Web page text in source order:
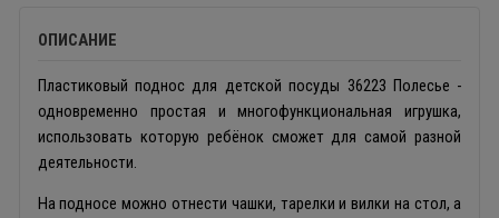
ОПИСАНИЕ
Пластиковый поднос для детской посуды 36223 Полесье -
одновременно простая и многофункциональная игрушка,
использовать которую ребёнок сможет для самой разной
деятельности.
На подносе можно отнести чашки, тарелки и вилки на стол, а